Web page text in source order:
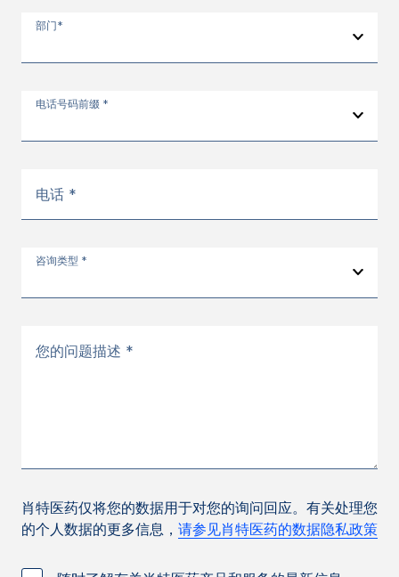
部门*
电话号码前缀 *
电话 *
咨询类型 *
您的问题描述 *
肖特医药仅将您的数据用于对您的询问回应。有关处理您
的个人数据的更多信息， 请参见肖特医药的数据隐私政策